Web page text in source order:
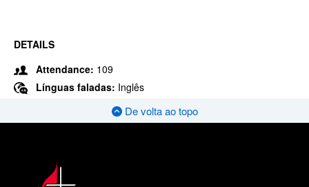
DETAILS
Attendance: 109
Línguas faladas: Inglês
De volta ao topo